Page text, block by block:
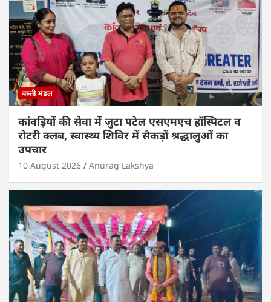
बस्ती मंडल
कांवड़ियों की सेवा में जुटा पटेल एसएमएच हॉस्पिटल व
रोटरी क्लब, स्वास्थ्य शिविर में सैकड़ों श्रद्धालुओं का
उपचार
10 August 2026 Anurag Lakshya